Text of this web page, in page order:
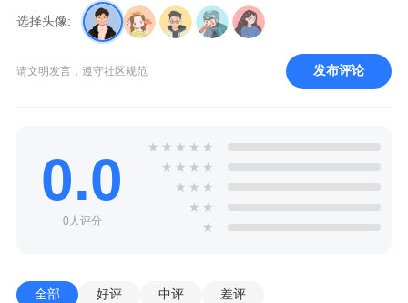
选择头像:
请文明发言，遵守社区规范 发布评论
0.0
0人评分
★ ★ ★ ★ ★
★ ★ ★ ★
★ ★ ★
★ ★
★
全部 好评 中评 差评